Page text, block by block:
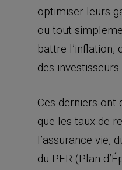
optimiser leurs
ou tout
battre l’inflation,
des investisseurs.
Ces derniers ont
que les taux de
l’assurance vie,
du PER (Plan